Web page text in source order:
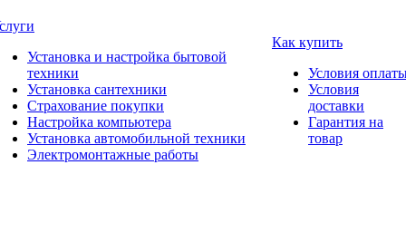
Установка и настройка бытовой
техники
Установка сантехники
Страхование покупки
Настройка компьютера
Установка автомобильной техники
Электромонтажные работы
Как купить
Условия
Условия
доставки
Гарантия на
товар